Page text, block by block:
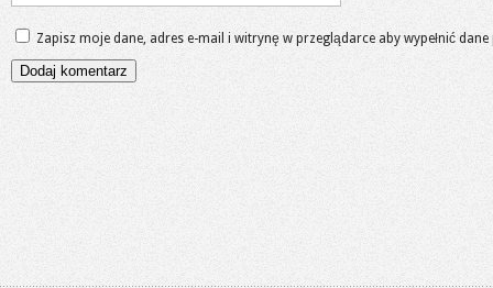
Zapisz moje dane, adres e-mail i witrynę w przeglądarce aby wypełnić